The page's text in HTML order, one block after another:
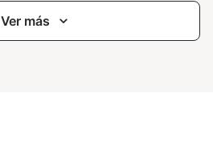
Ver más